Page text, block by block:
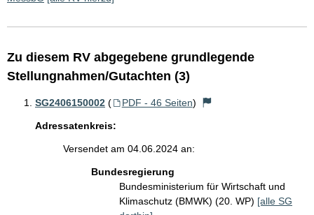
Zu diesem RV abgegebene grundlegende
Stellungnahmen/Gutachten (3)
SG2406150002 ( PDF - 46 Seiten)
Adressatenkreis:
Versendet am 04.06.2024 an:
Bundesregierung
Bundesministerium für Wirtschaft und
Klimaschutz (BMWK) (20. WP) [alle SG